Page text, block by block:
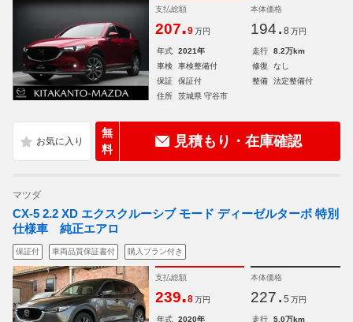
支払総額
207.9 万円
本体価格
194. 8 万円
年式 2021年 走行
8.2万km
車検
車検整備付 修復
なし
保証
保証付 整備
法定整備付
住所
茨城県 守谷市
無
料
見積もり・在庫確認
マツダ
CX-5 2.2 XD エクスクルーシブ モード ディーゼルターボ 特別
仕様車 純正エアロ
保証付 車両品質保証書付 購入プラン付き
支払総額
239.8 万円
本体価格
227. 5 万円
年式 2020年 走行 5.0万km